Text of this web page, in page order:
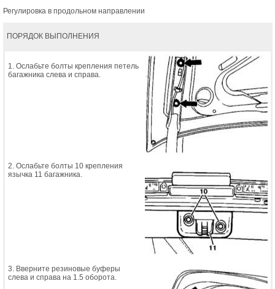
Регулировка в продольном направлении
ПОРЯДОК ВЫПОЛНЕНИЯ
1. Ослабьте болты крепления петель
багажника слева и справа.
2. Ослабьте болты 10 крепления
язычка 11 багажника.
3. Вверните резиновые буферы
слева и справа на 1.5 оборота.